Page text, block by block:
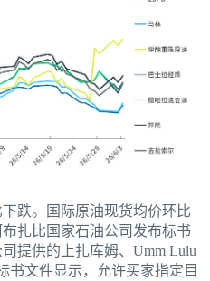
跌。国际原油现货均价环比
扎比国家石油公司发布标书
提供的上扎库姆、Umm Lulu
书文件显示，允许买家指定目